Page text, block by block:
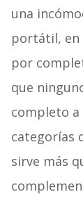
una
portátil, en
por
que
completo a
categorías
sirve más